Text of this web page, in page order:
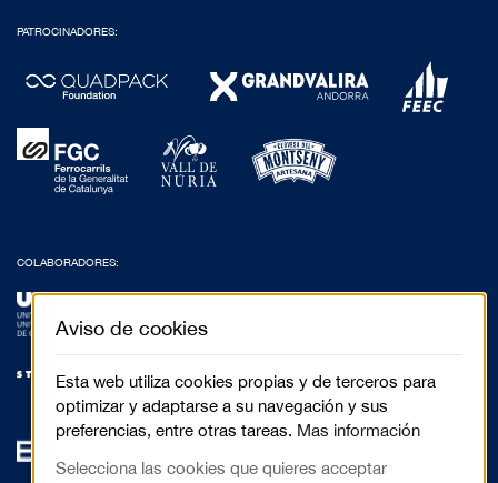
PATROCINADORES:
COLABORADORES:
Aviso de cookies
Esta web utiliza cookies propias y de terceros para
optimizar y adaptarse a su navegación y sus
preferencias, entre otras tareas. Mas información
Selecciona las cookies que quieres acceptar